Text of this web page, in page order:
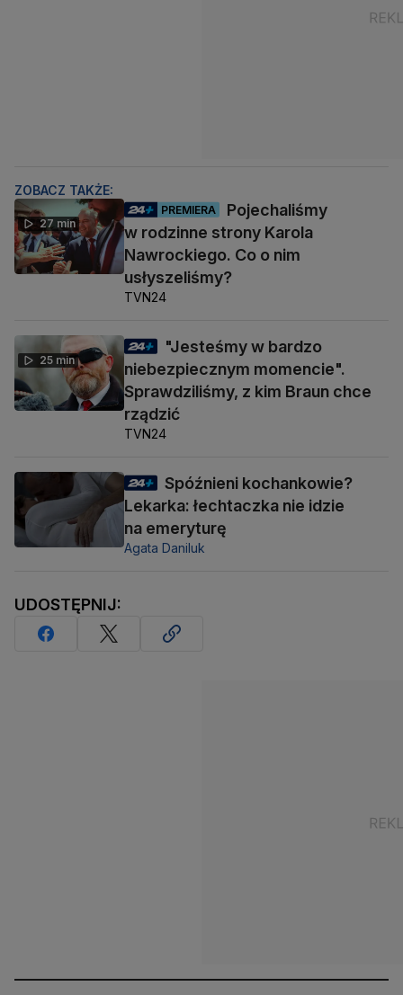
ZOBACZ TAKŻE:
27 min
PREMIERA
Pojechaliśmy
w rodzinne strony Karola
Nawrockiego. Co o nim
usłyszeliśmy?
TVN24
25 min
"Jesteśmy w bardzo
niebezpiecznym momencie".
Sprawdziliśmy, z kim Braun chce
rządzić
TVN24
Spóźnieni kochankowie?
Lekarka: łechtaczka nie idzie
na emeryturę
Agata Daniluk
UDOSTĘPNIJ: